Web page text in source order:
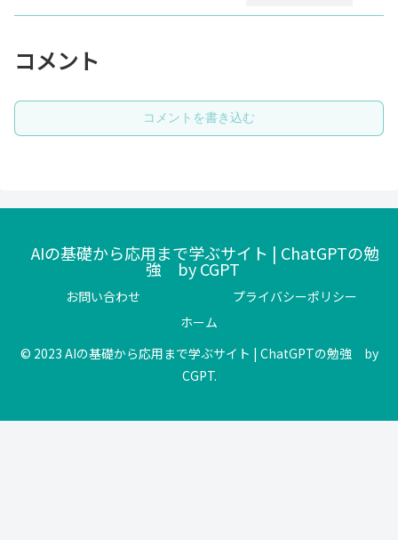
コメント
コメントを書き込む
AIの基礎から応用まで学ぶサイト | ChatGPTの勉
強 by CGPT
お問い合わせ
プライバシーポリシー
ホーム
© 2023 AIの基礎から応用まで学ぶサイト | ChatGPTの勉強 by
CGPT.